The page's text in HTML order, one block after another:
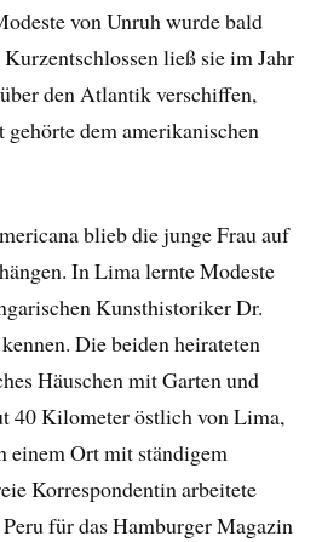
von Unruh wurde bald
ließ sie im Jahr
den Atlantik verschiffen,
dem amerikanischen
blieb die junge Frau auf
In Lima lernte Modeste
Kunsthistoriker Dr.
Die beiden heirateten
Häuschen mit Garten und
40 Kilometer östlich von Lima,
einem Ort mit ständigem
Korrespondentin arbeitete
für das Hamburger Magazin